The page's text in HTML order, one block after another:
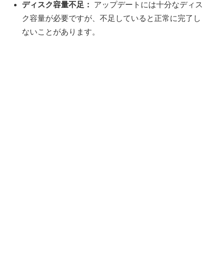
ディスク容量不足：
アップデートには十分なディス
ク容量が必要ですが、不足していると正常に完了し
ないことがあります。